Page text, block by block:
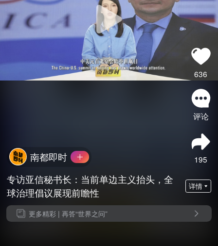
636
评论
195
南都即时
专访亚信秘书长：当前单边主义抬头，全
球治理倡议展现前瞻性
详情
更多精彩 | 再答“世界之问”